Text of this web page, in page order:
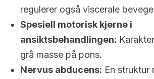
regulerer også viscerale
Spesiell motorisk kjerne i
ansiktsbehandlingen:
grå masse på pons.
Nervus abducens: En struktur